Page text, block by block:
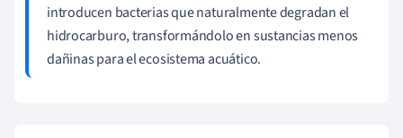
introducen bacterias que naturalmente degradan el
hidrocarburo, transformándolo en sustancias menos
dañinas para el ecosistema acuático.